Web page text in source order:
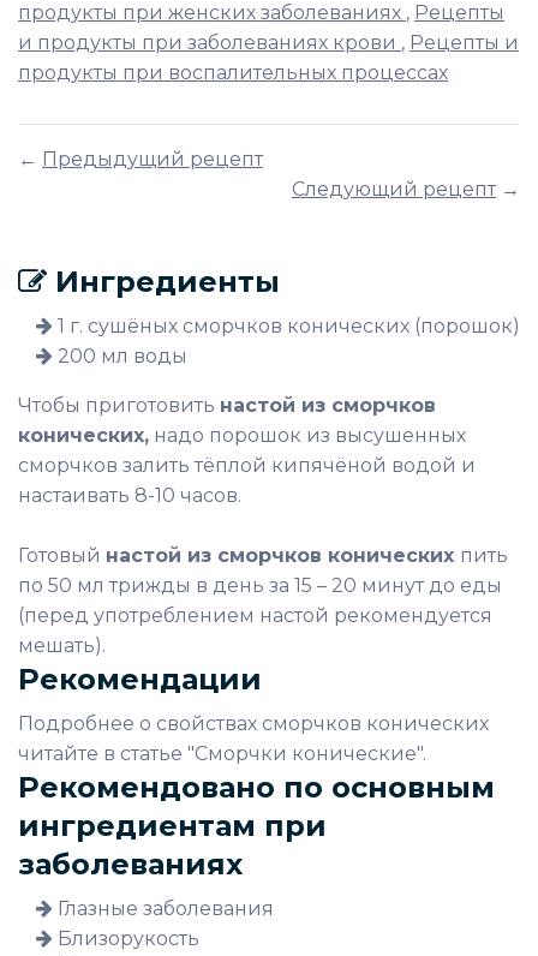
продукты при женских заболеваниях , Рецепты
и продукты при заболеваниях крови , Рецепты и
продукты при воспалительных процессах
← Предыдущий рецепт
Следующий рецепт→
Ингредиенты
1 г. сушёных сморчков конических (порошок)
200 мл воды
Чтобы приготовить настой из сморчков
конических, надо порошок из высушенных
сморчков залить тёплой кипячёной водой и
настаивать 8-10 часов.
Готовый настой из сморчков конических пить
по 50 мл трижды в день за 15 – 20 минут до еды
(перед употреблением настой рекомендуется
мешать).
Рекомендации
Подробнее о свойствах сморчков конических
читайте в статье "Сморчки конические".
Рекомендовано по основным
ингредиентам при
заболеваниях
Глазные заболевания
Близорукость